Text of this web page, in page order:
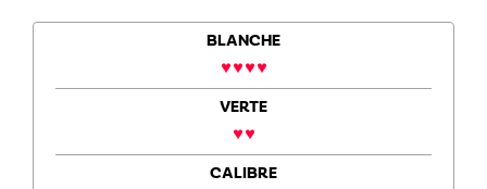
BLANCHE
VERTE
CALIBRE